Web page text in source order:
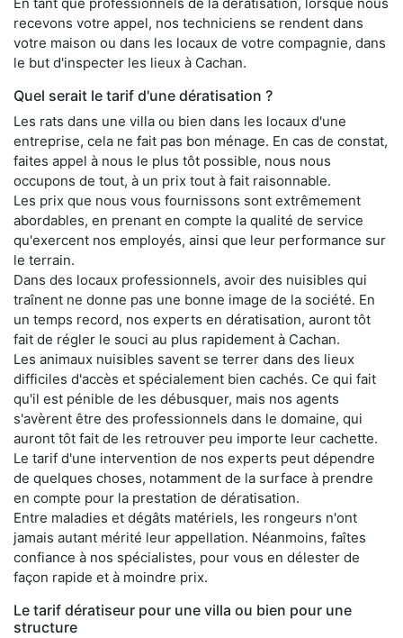
En tant que professionnels de la dératisation, lorsque nous
recevons votre appel, nos techniciens se rendent dans
votre maison ou dans les locaux de votre compagnie, dans
le but d'inspecter les lieux à Cachan.
Quel serait le tarif d'une dératisation ?
Les rats dans une villa ou bien dans les locaux d'une
entreprise, cela ne fait pas bon ménage. En cas de constat,
faites appel à nous le plus tôt possible, nous nous
occupons de tout, à un prix tout à fait raisonnable.
Les prix que nous vous fournissons sont extrêmement
abordables, en prenant en compte la qualité de service
qu'exercent nos employés, ainsi que leur performance sur
le terrain.
Dans des locaux professionnels, avoir des nuisibles qui
traînent ne donne pas une bonne image de la société. En
un temps record, nos experts en dératisation, auront tôt
fait de régler le souci au plus rapidement à Cachan.
Les animaux nuisibles savent se terrer dans des lieux
difficiles d'accès et spécialement bien cachés. Ce qui fait
qu'il est pénible de les débusquer, mais nos agents
s'avèrent être des professionnels dans le domaine, qui
auront tôt fait de les retrouver peu importe leur cachette.
Le tarif d'une intervention de nos experts peut dépendre
de quelques choses, notamment de la surface à prendre
en compte pour la prestation de dératisation.
Entre maladies et dégâts matériels, les rongeurs n'ont
jamais autant mérité leur appellation. Néanmoins, faîtes
confiance à nos spécialistes, pour vous en délester de
façon rapide et à moindre prix.
Le tarif dératiseur pour une villa ou bien pour une
structure